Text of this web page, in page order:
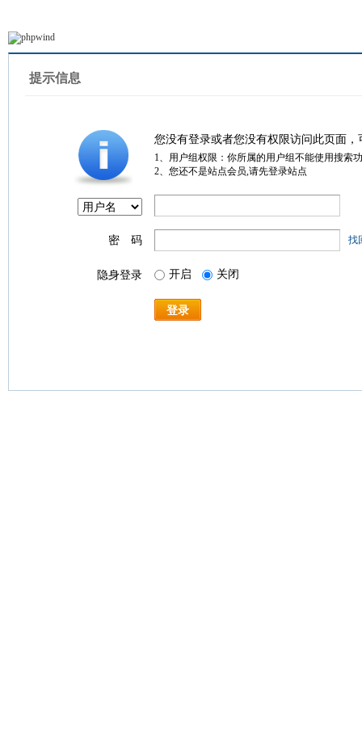
提示信息
您没有登录或者您没有权限访问此页面
1、用户组权限：你所属的用户组不能使用搜索
2、您还不是站点会员,请先登录站点
密 码 找
隐身登录 开启 关闭
登录